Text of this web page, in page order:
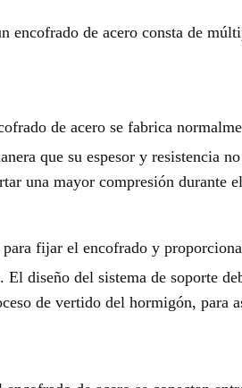
encofrado de acero consta de
de acero se fabrica
que su espesor y resistencia
una mayor compresión durante
fijar el encofrado y
El diseño del sistema de soporte
de vertido del hormigón, para